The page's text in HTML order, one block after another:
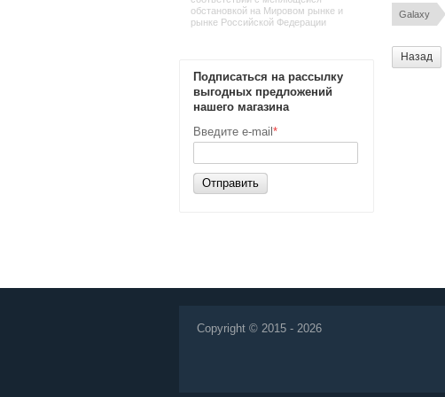
обстановкой на Мировом рынке и
рынке Российской Федерации
Подписаться на рассылку
выгодных предложений
нашего магазина
Введите e-mail *
Отправить
Galaxy
Назад
Copyright © 2015 - 2026